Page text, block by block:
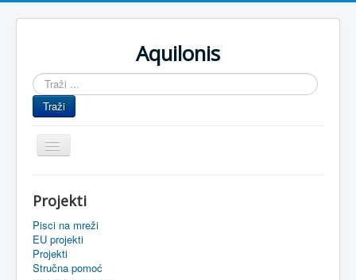
Aquilonis
Traži
...
Traži
Prikaz/Sakrivanje
navigacije
Upravljanje znanjem
Obrazovanje
Upravljanje projektima
Projekti
Pisci na mreži
EU projekti
Projekti
Stručna pomoć